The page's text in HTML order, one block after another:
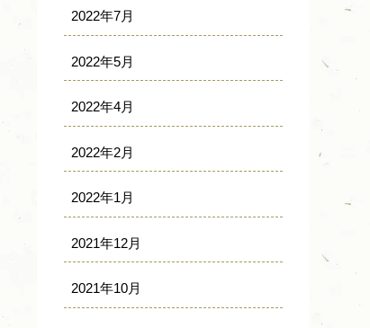
2022年7月
2022年5月
2022年4月
2022年2月
2022年1月
2021年12月
2021年10月